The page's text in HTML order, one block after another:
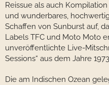
Reissue als auch
und wunderbares,
Schaffen von Sunburst auf,
Labels TFC und Moto Moto
unveröffentlichte Live-
Sessions“ aus dem Jahre
Die am Indischen Ozean